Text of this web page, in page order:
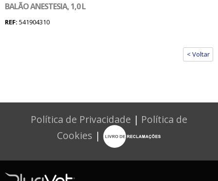
BALÃO ANESTESIA, 1,0 L
REF: 541904310
< Voltar
Política de Privacidade | Política de
Cookies |